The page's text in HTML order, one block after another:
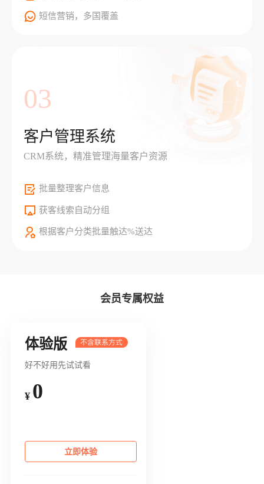
短信营销，多国覆盖
03
客户管理系统
CRM系统，精准管理海量客户资源
批量整理客户信息
获客线索自动分组
根据客户分类批量触达%送达
会员专属权益
体验版
好不好用先试试看
¥ 0
立即体验